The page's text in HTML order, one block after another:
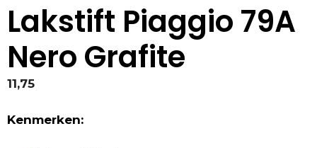
Lakstift Piaggio 79A
Nero Grafite
11,75
Kenmerken: